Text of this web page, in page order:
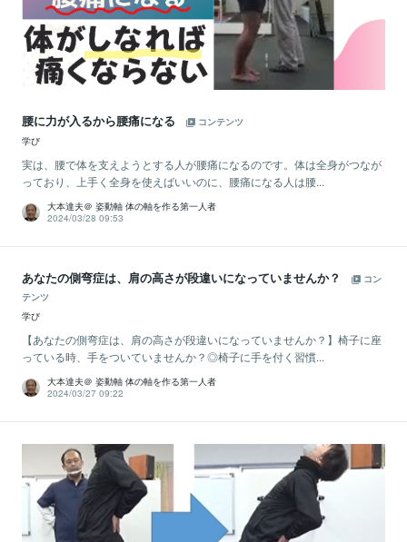
腰に力が入るから腰痛になる
コンテンツ
学び
実は、腰で体を支えようとする人が腰痛になるのです。体は全身がつなが
っており、上手く全身を使えばいいのに、腰痛になる人は腰...
大本達夫＠ 姿動軸 体の軸を作る第一人者
2024/03/28 09:53
あなたの側弯症は、肩の高さが段違いになっていませんか？
コン
テンツ
学び
【あなたの側弯症は、肩の高さが段違いになっていませんか？】椅子に座
っている時、手をついていませんか？◎椅子に手を付く習慣...
大本達夫＠ 姿動軸 体の軸を作る第一人者
2024/03/27 09:22